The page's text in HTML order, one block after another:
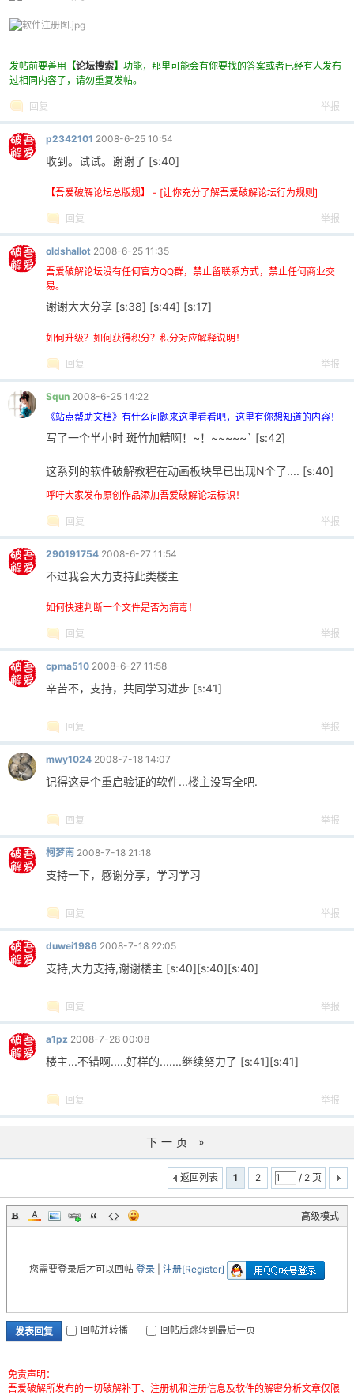
发帖前要善用 【论坛搜索】 功能，那里可能会有你要找的答案或者已经有人发布
过相同内容了，请勿重复发帖。
回复 举报
p2342101 2008-6-25 10:54
收到。试试。谢谢了 [s:40]
【吾爱破解论坛总版规】 - [让你充分了解吾爱破解论坛行为规则]
回复 举报
oldshallot 2008-6-25 11:35
吾爱破解论坛没有任何官方QQ群，禁止留联系方式，禁止任何商业交
易。
谢谢大大分享 [s:38] [s:44] [s:17]
如何升级？如何获得积分？积分对应解释说明！
回复 举报
Squn 2008-6-25 14:22
《站点帮助文档》有什么问题来这里看看吧，这里有你想知道的内容！
写了一个半小时 斑竹加精啊！~！~~~~~` [s:42]
这系列的软件破解教程在动画板块早已出现N个了.... [s:40]
呼吁大家发布原创作品添加吾爱破解论坛标识！
回复 举报
290191754 2008-6-27 11:54
不过我会大力支持此类楼主
如何快速判断一个文件是否为病毒！
回复 举报
cpma510 2008-6-27 11:58
辛苦不，支持，共同学习进步 [s:41]
回复 举报
mwy1024 2008-7-18 14:07
记得这是个重启验证的软件...楼主没写全吧.
回复 举报
柯梦南 2008-7-18 21:18
支持一下，感谢分享，学习学习
回复 举报
duwei1986 2008-7-18 22:05
支持,大力支持,谢谢楼主 [s:40][s:40][s:40]
回复 举报
a1pz 2008-7-28 00:08
楼主...不错啊.....好样的.......继续努力了 [s:41][s:41]
回复 举报
下一页 »
1 2 / 2 页
返回列表
高级模式
您需要登录后才可以回帖 登录 注册[Register]
发表回复 回帖并转播 回帖后跳转到最后一页
免责声明：
吾爱破解所发布的一切破解补丁、注册机和注册信息及软件的解密分析文章仅限